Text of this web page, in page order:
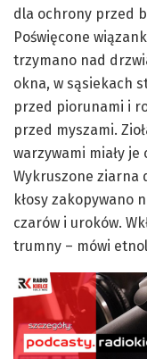
dla ochrony przed
Poświęcone
trzymano nad
okna, w sąsiekach
przed piorunami i
przed myszami.
warzywami miały
Wykruszone ziarna
kłosy zakopywano
czarów i uroków.
trumny – mówi